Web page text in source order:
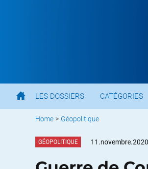
LES DOSSIERS CATÉGORIES
Home > Géopolitique
GÉOPOLITIQUE 11.novembre.2020